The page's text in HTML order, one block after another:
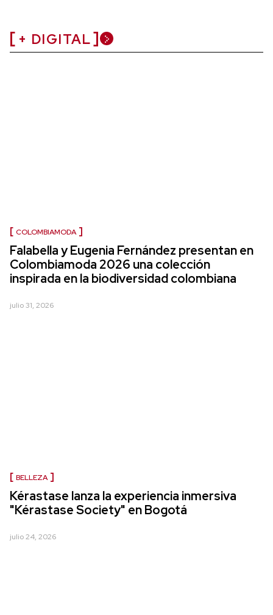
+ DIGITAL
COLOMBIAMODA
Falabella y Eugenia Fernández presentan en
Colombiamoda 2026 una colección
inspirada en la biodiversidad colombiana
julio 31, 2026
BELLEZA
Kérastase lanza la experiencia inmersiva
"Kérastase Society" en Bogotá
julio 24, 2026